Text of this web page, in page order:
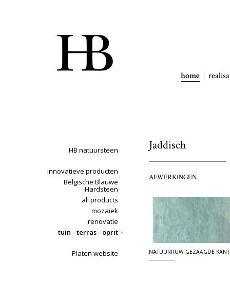
home
HB natuursteen
innovatieve producten
Belgische Blauwe
Hardsteen
all products
mozaïek
renovatie
tuin - terras - oprit
Platen website
Jaddisch
AFWERKINGEN
NATUURRUW GEZAAGDE